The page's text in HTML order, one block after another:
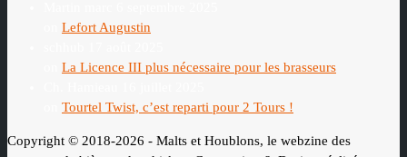
Lefort Augustin
La Licence III plus nécessaire pour les brasseurs
Tourtel Twist, c’est reparti pour 2 Tours !
Copyright © 2018-2026 - Malts et Houblons, le webzine des